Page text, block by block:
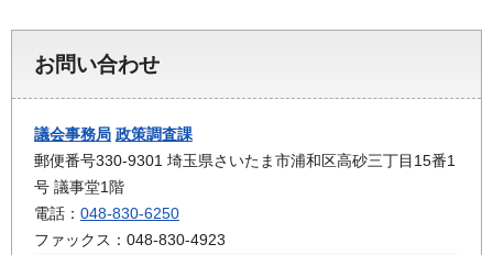
お問い合わせ
議会事務局 政策調査課
郵便番号330-9301 埼玉県さいたま市浦和区高砂三丁目15番1
号 議事堂1階
電話： 048-830-6250
ファックス：048-830-4923